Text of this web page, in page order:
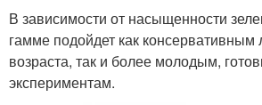
В зависимости от насыщенности
гамме подойдет как
возраста, так и более молодым,
экспериментам.